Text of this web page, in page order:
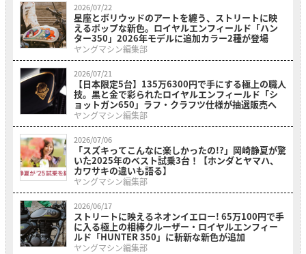
2026/07/22
星座とボリウッドのアートを纏う、ストリートに映
えるポップな新色。ロイヤルエンフィールド「ハン
ター350」2026年モデルに追加カラー2種が登場
ヤングマシン編集部
2026/07/21
【日本限定5台】135万6300円で手にする極上の職人
技。黒と金で彩られたロイヤルエンフィールド「シ
ョットガン650」ラフ・クラフツ仕様が抽選販売へ
ヤングマシン編集部
2026/07/06
「スズキってこんなに楽しかったの!?」岡崎静夏が驚
いた2025年のベスト試乗3台！【ホンダとヤマハ、
カワサキの違いも語る】
ヤングマシン編集部
2026/06/17
ストリートに映えるネオンイエロー! 65万100円で手
に入る極上の相棒クルーザー・ロイヤルエンフィー
ルド「HUNTER 350」に斬新な新色が追加
ヤングマシン編集部